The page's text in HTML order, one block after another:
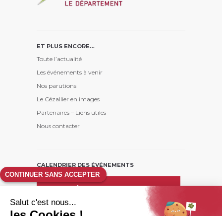
ET PLUS ENCORE…
Toute l’actualité
Les événements à venir
Nos parutions
Le Cézallier en images
Partenaires – Liens utiles
Nous contacter
CALENDRIER DES ÉVÉNEMENTS
août26
L M D
CONTINUER SANS ACCEPTER
Salut c'est nous...